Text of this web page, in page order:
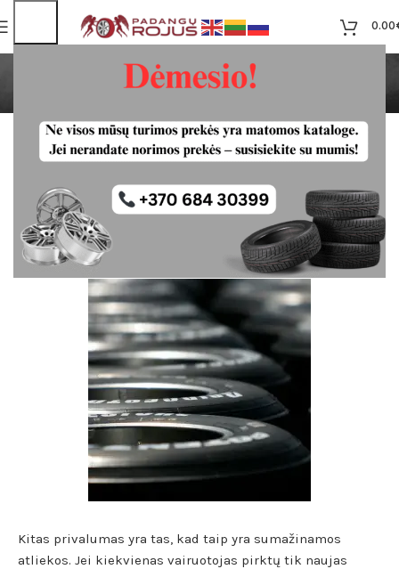
0.00
Dienoraštis
Ką turite žinoti prieš pirkdami
naudotas padangas?
Įjungta 21 liepos, 2025
Kitas privalumas yra tas, kad taip yra sumažinamos
atliekos. Jei kiekvienas vairuotojas pirktų tik naujas